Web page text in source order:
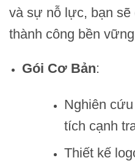
và sự nỗ lực, bạn
thành công bền
Gói Cơ Bản:
Nghiên
tích cạnh
Thiết kế